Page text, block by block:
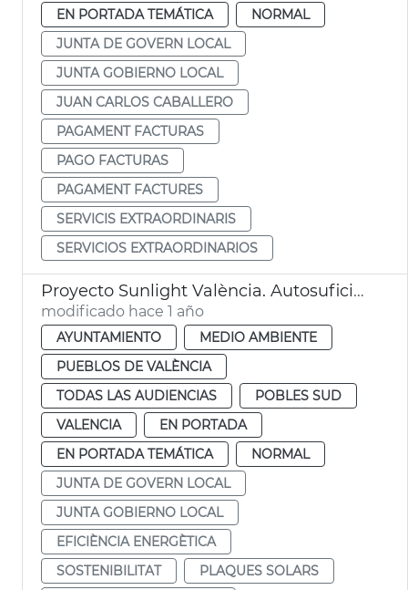
EN PORTADA TEMÁTICA
NORMAL
JUNTA DE GOVERN LOCAL
JUNTA GOBIERNO LOCAL
JUAN CARLOS CABALLERO
PAGAMENT FACTURAS
PAGO FACTURAS
PAGAMENT FACTURES
SERVICIS EXTRAORDINARIS
SERVICIOS EXTRAORDINARIOS
Proyecto Sunlight València. Autosuficiencia energética en El Perellonet
modificado hace 1 año
AYUNTAMIENTO
MEDIO AMBIENTE
PUEBLOS DE VALÈNCIA
TODAS LAS AUDIENCIAS
POBLES SUD
VALENCIA
EN PORTADA
EN PORTADA TEMÁTICA
NORMAL
JUNTA DE GOVERN LOCAL
JUNTA GOBIERNO LOCAL
EFICIÈNCIA ENERGÈTICA
SOSTENIBILITAT
PLAQUES SOLARS